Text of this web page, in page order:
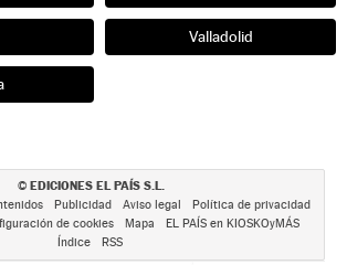
Valladolid
© EDICIONES EL PAÍS S.L.
Publicidad Aviso legal
Política de privacidad
de cookies Mapa
EL PAÍS en KIOSKOyMÁS
Índice
RSS